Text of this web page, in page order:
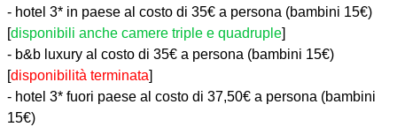
- hotel 3* in paese al costo di 35€ a persona (bambini 15€)
[disponibili anche camere triple e quadruple]
- b&b luxury al costo di 35€ a persona (bambini 15€)
[disponibilità terminata]
- hotel 3* fuori paese al costo di 37,50€ a persona (bambini
15€)